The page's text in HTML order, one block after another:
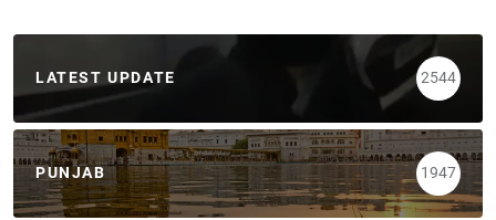
LATEST UPDATE 2544
PUNJAB 1947